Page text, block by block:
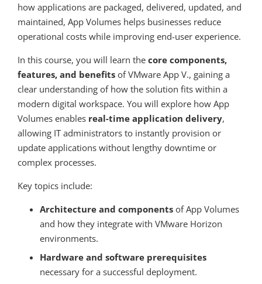
how applications are packaged, delivered, updated, and
maintained, App Volumes helps businesses reduce
operational costs while improving end-user experience.
In this course, you will learn the core components,
features, and benefits of VMware App V., gaining a
clear understanding of how the solution fits within a
modern digital workspace. You will explore how App
Volumes enables real-time application delivery,
allowing IT administrators to instantly provision or
update applications without lengthy downtime or
complex processes.
Key topics include:
Architecture and componentsof App Volumes
and how they integrate with VMware Horizon
environments.
Hardware and software prerequisites
necessary for a successful deployment.